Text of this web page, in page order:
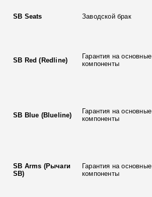
SB Seats Заводской брак
SB Red (Redline)
Гарантия на основные
компоненты
SB Blue (Blueline)
Гарантия на основные
компоненты
SB Arms (Рычаги
SB)
Гарантия на основные
компоненты